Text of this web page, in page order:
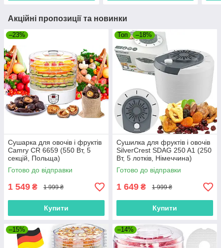
Акційні пропозиції та новинки
–23%
Сушарка для овочів і фруктів
Camry CR 6659 (550 Вт, 5
секцій, Польща)
Готово до відправки
1 549 ₴ 1 999 ₴
Купити
Топ –18%
Сушилка для фруктів і овочів
SilverCrest SDAG 250 A1 (250
Вт, 5 лотків, Німеччина)
Готово до відправки
1 649 ₴ 1 999 ₴
Купити
–15% –14%